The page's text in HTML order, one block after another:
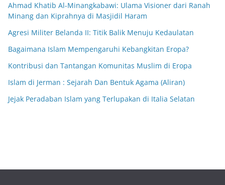
Ahmad Khatib Al-Minangkabawi: Ulama Visioner dari Ranah
Minang dan Kiprahnya di Masjidil Haram
Agresi Militer Belanda II: Titik Balik Menuju Kedaulatan
Bagaimana Islam Mempengaruhi Kebangkitan Eropa?
Kontribusi dan Tantangan Komunitas Muslim di Eropa
Islam di Jerman : Sejarah Dan Bentuk Agama (Aliran)
Jejak Peradaban Islam yang Terlupakan di Italia Selatan